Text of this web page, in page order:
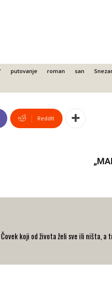
putovanje roman san
ReddIt
koji od života želi sve ili ništa,